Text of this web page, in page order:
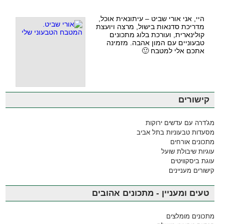
היי, אני אורי שביט – עיתונאית אוכל,
מדריכת סדנאות בישול, מרצה ויועצת
קולינארית, ועורכת בלוג מתכונים
טבעוניים עם המון אהבה. מזמינה
אתכם אלי למטבח 🙂
קישורים
מג'דרה עם עדשים ירוקות
מסעדות טבעוניות בתל אביב
מתכונים אורחים
עוגיות שיבולת שועל
עוגת ביסקוויטים
קישורים מעניינים
טעים ומעניין - מתכונים אהובים
מתכונים מומלצים